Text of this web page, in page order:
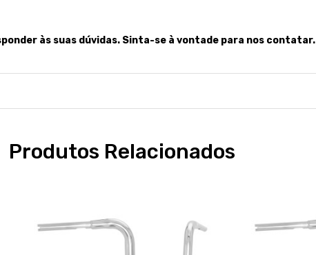
às suas dúvidas. Sinta-se à vontade para nos contatar.
Produtos Relacionados